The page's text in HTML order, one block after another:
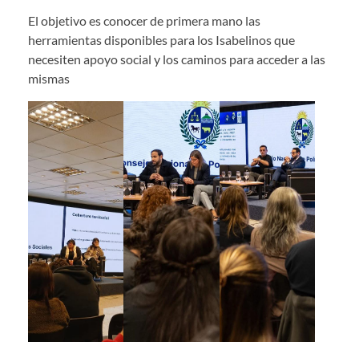
El objetivo es conocer de primera mano las
herramientas disponibles para los Isabelinos que
necesiten apoyo social y los caminos para acceder a las
mismas